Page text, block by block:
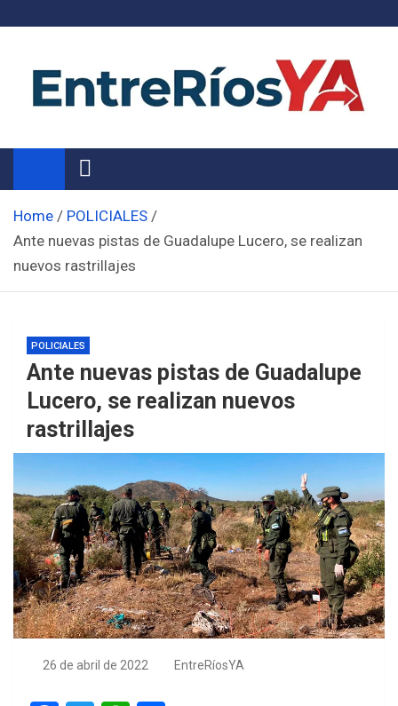
Noticias de Entre Ríos
Información de toda la provincia ahora
Home
POLICIALES
Ante nuevas pistas de Guadalupe Lucero, se realizan
nuevos rastrillajes
POLICIALES
Ante nuevas pistas de Guadalupe
Lucero, se realizan nuevos
rastrillajes
26 de abril de 2022 EntreRíosYA